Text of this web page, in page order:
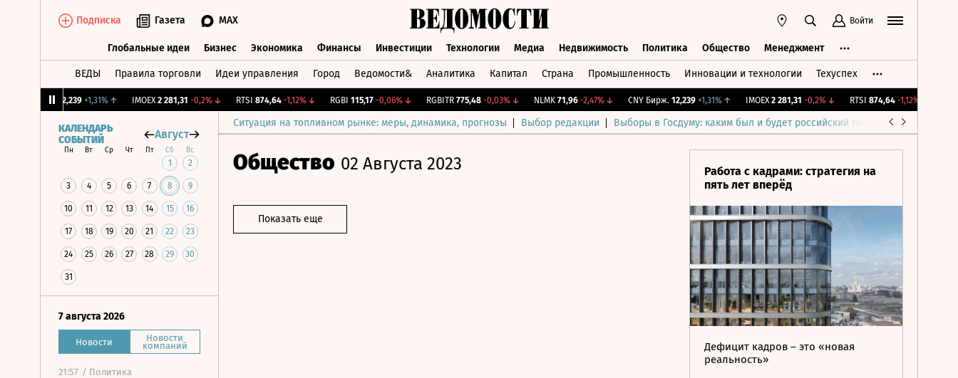
Подписка Газета MAX Войти
Глобальные идеи Бизнес Экономика Финансы Инвестиции Технологии Медиа Недвижимость Политика Общество Менеджмент
ВЕДЫ Правила торговли Идеи управления Город Ведомости& Аналитика Капитал Страна Промышленность Инновации и технологии Техуспех
12,239 +1,31%↑ IMOEX 2 281,31 -0,2%↓ RTSI 874,64 -1,12%↓ RGBI 115,17 -0,06%↓ RGBITR 775,48 -0,03%↓ NLMK 71,96 -2,47%↓ CNY Бирж. 12,239 +1,31%↑ IMOEX 2 281,31 -0,2%↓ RTSI 874,64 -1,12%↓
Ситуация на топливном рынке: меры, динамика, прогнозы Выбор редакции Выборы в Госдуму: каким был и будет российский парламент
КАЛЕНДАРЬ
СОБЫТИЙ
Август
Пн Вт Ср Чт Пт Сб Вс
1 2
3 4 5 6 7 8 9
10 11 12 13 14 15 16
17 18 19 20 21 22 23
24 25 26 27 28 29 30
31
7 августа 2026
Новости Новости
компаний
21:57 / Политика
Общество 02 Августа 2023
Показать еще
Работа с кадрами: стратегия на
пять лет вперёд
Дефицит кадров – это «новая
реальность»